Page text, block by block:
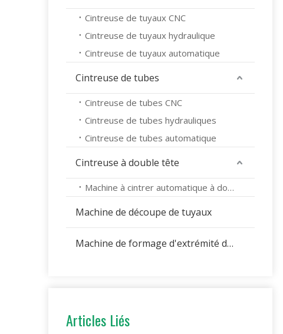
Cintreuse de tuyaux CNC
Cintreuse de tuyaux hydraulique
Cintreuse de tuyaux automatique
Cintreuse de tubes
Cintreuse de tubes CNC
Cintreuse de tubes hydrauliques
Cintreuse de tubes automatique
Cintreuse à double tête
Machine à cintrer automatique à double tête
Machine de découpe de tuyaux
Machine de formage d'extrémité de tuyau
Articles Liés